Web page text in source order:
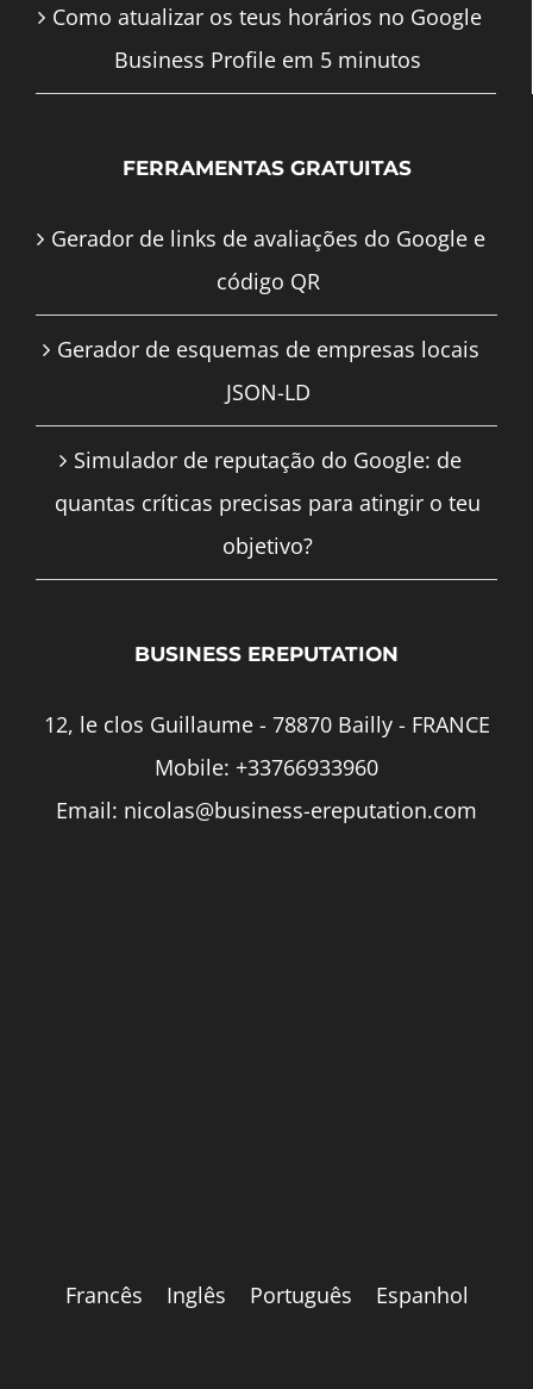
Como atualizar os teus horários no Google
Business Profile em 5 minutos
FERRAMENTAS GRATUITAS
Gerador de links de avaliações do Google e
código QR
Gerador de esquemas de empresas locais
JSON-LD
Simulador de reputação do Google: de
quantas críticas precisas para atingir o teu
objetivo?
BUSINESS EREPUTATION
12, le clos Guillaume - 78870 Bailly - FRANCE
Mobile: +33766933960
Email: nicolas@business-ereputation.com
Francês Inglês Português Espanhol